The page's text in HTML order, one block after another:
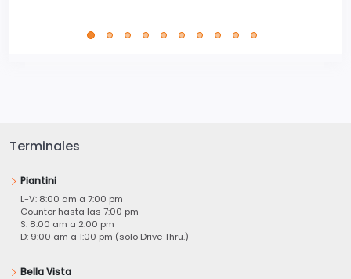
Terminales
Piantini
L-V: 8:00 am a 7:00 pm
Counter hasta las 7:00 pm
S: 8:00 am a 2:00 pm
D: 9:00 am a 1:00 pm (solo Drive Thru.)
Bella Vista